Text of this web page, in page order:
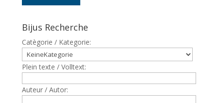
Bijus Recherche
Catègorie / Kategorie:
Plein texte / Volltext:
Auteur / Autor: